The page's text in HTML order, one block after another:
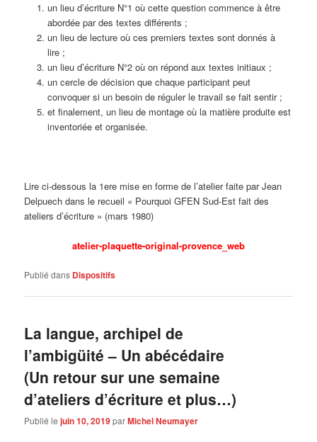
un lieu d’écriture N°1 où cette question commence à être
abordée par des textes différents ;
un lieu de lecture où ces premiers textes sont donnés à
lire ;
un lieu d’écriture N°2 où on répond aux textes initiaux ;
un cercle de décision que chaque participant peut
convoquer si un besoin de réguler le travail se fait sentir ;
et finalement, un lieu de montage où la matière produite est
inventoriée et organisée.
Lire ci-dessous la 1ere mise en forme de l’atelier faite par Jean
Delpuech dans le recueil « Pourquoi GFEN Sud-Est fait des
ateliers d’écriture » (mars 1980)
atelier-plaquette-original-provence_web
Publié dans Dispositifs
La langue, archipel de
l’ambigüité – Un abécédaire
(Un retour sur une semaine
d’ateliers d’écriture et plus…)
Publié lejuin 10, 2019parMichel Neumayer